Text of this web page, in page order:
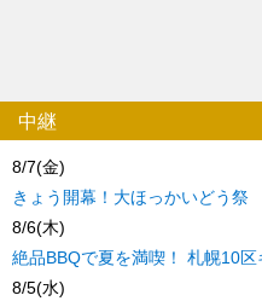
中継
8/7(金)
きょう開幕！大ほっかいどう祭
8/6(木)
絶品BBQで夏を満喫！ 札幌10
8/5(水)